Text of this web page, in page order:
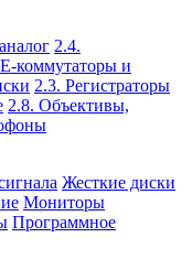
2.4.
коммутаторы и
2.3. Регистраторы
2.8. Объективы,
Жесткие диски
Мониторы
Программное